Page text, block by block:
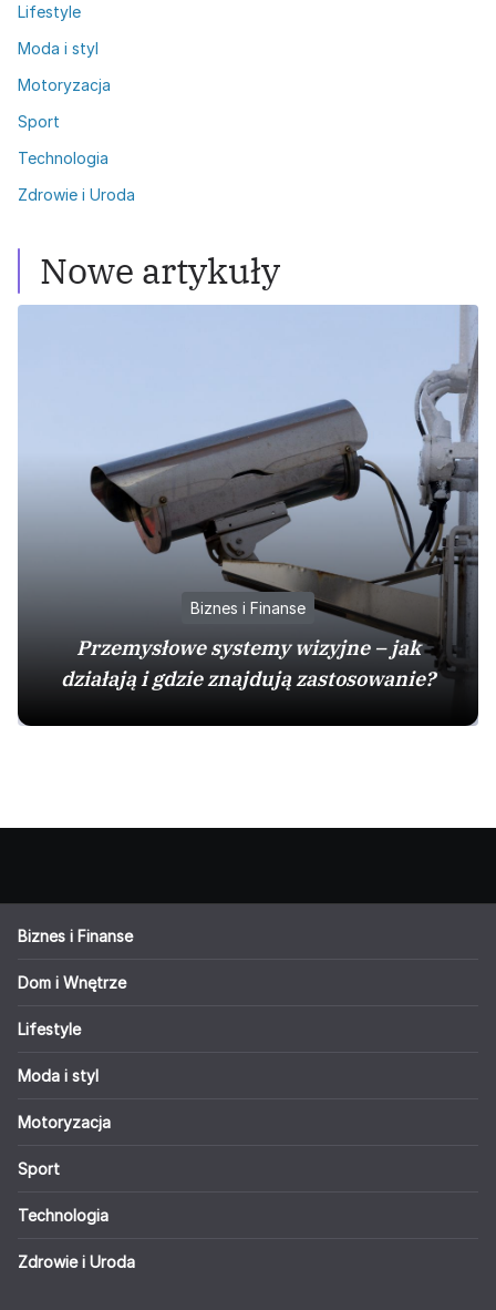
Lifestyle
Moda i styl
Motoryzacja
Sport
Technologia
Zdrowie i Uroda
Nowe artykuły
Biznes i Finanse
Przemysłowe systemy wizyjne – jak
działają i gdzie znajdują zastosowanie?
Biznes i Finanse
Dom i Wnętrze
Lifestyle
Moda i styl
Motoryzacja
Sport
Technologia
Zdrowie i Uroda